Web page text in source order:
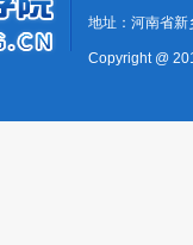
地址：河南省
Copyright @